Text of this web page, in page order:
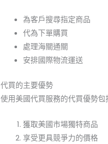
為客戶搜尋指定商品
代為下單購買
處理海關通關
安排國際物流運送
代買的主要優勢
使用美國代買服務的代買優勢包
獲取美國市場獨特商品
享受更具競爭力的價格